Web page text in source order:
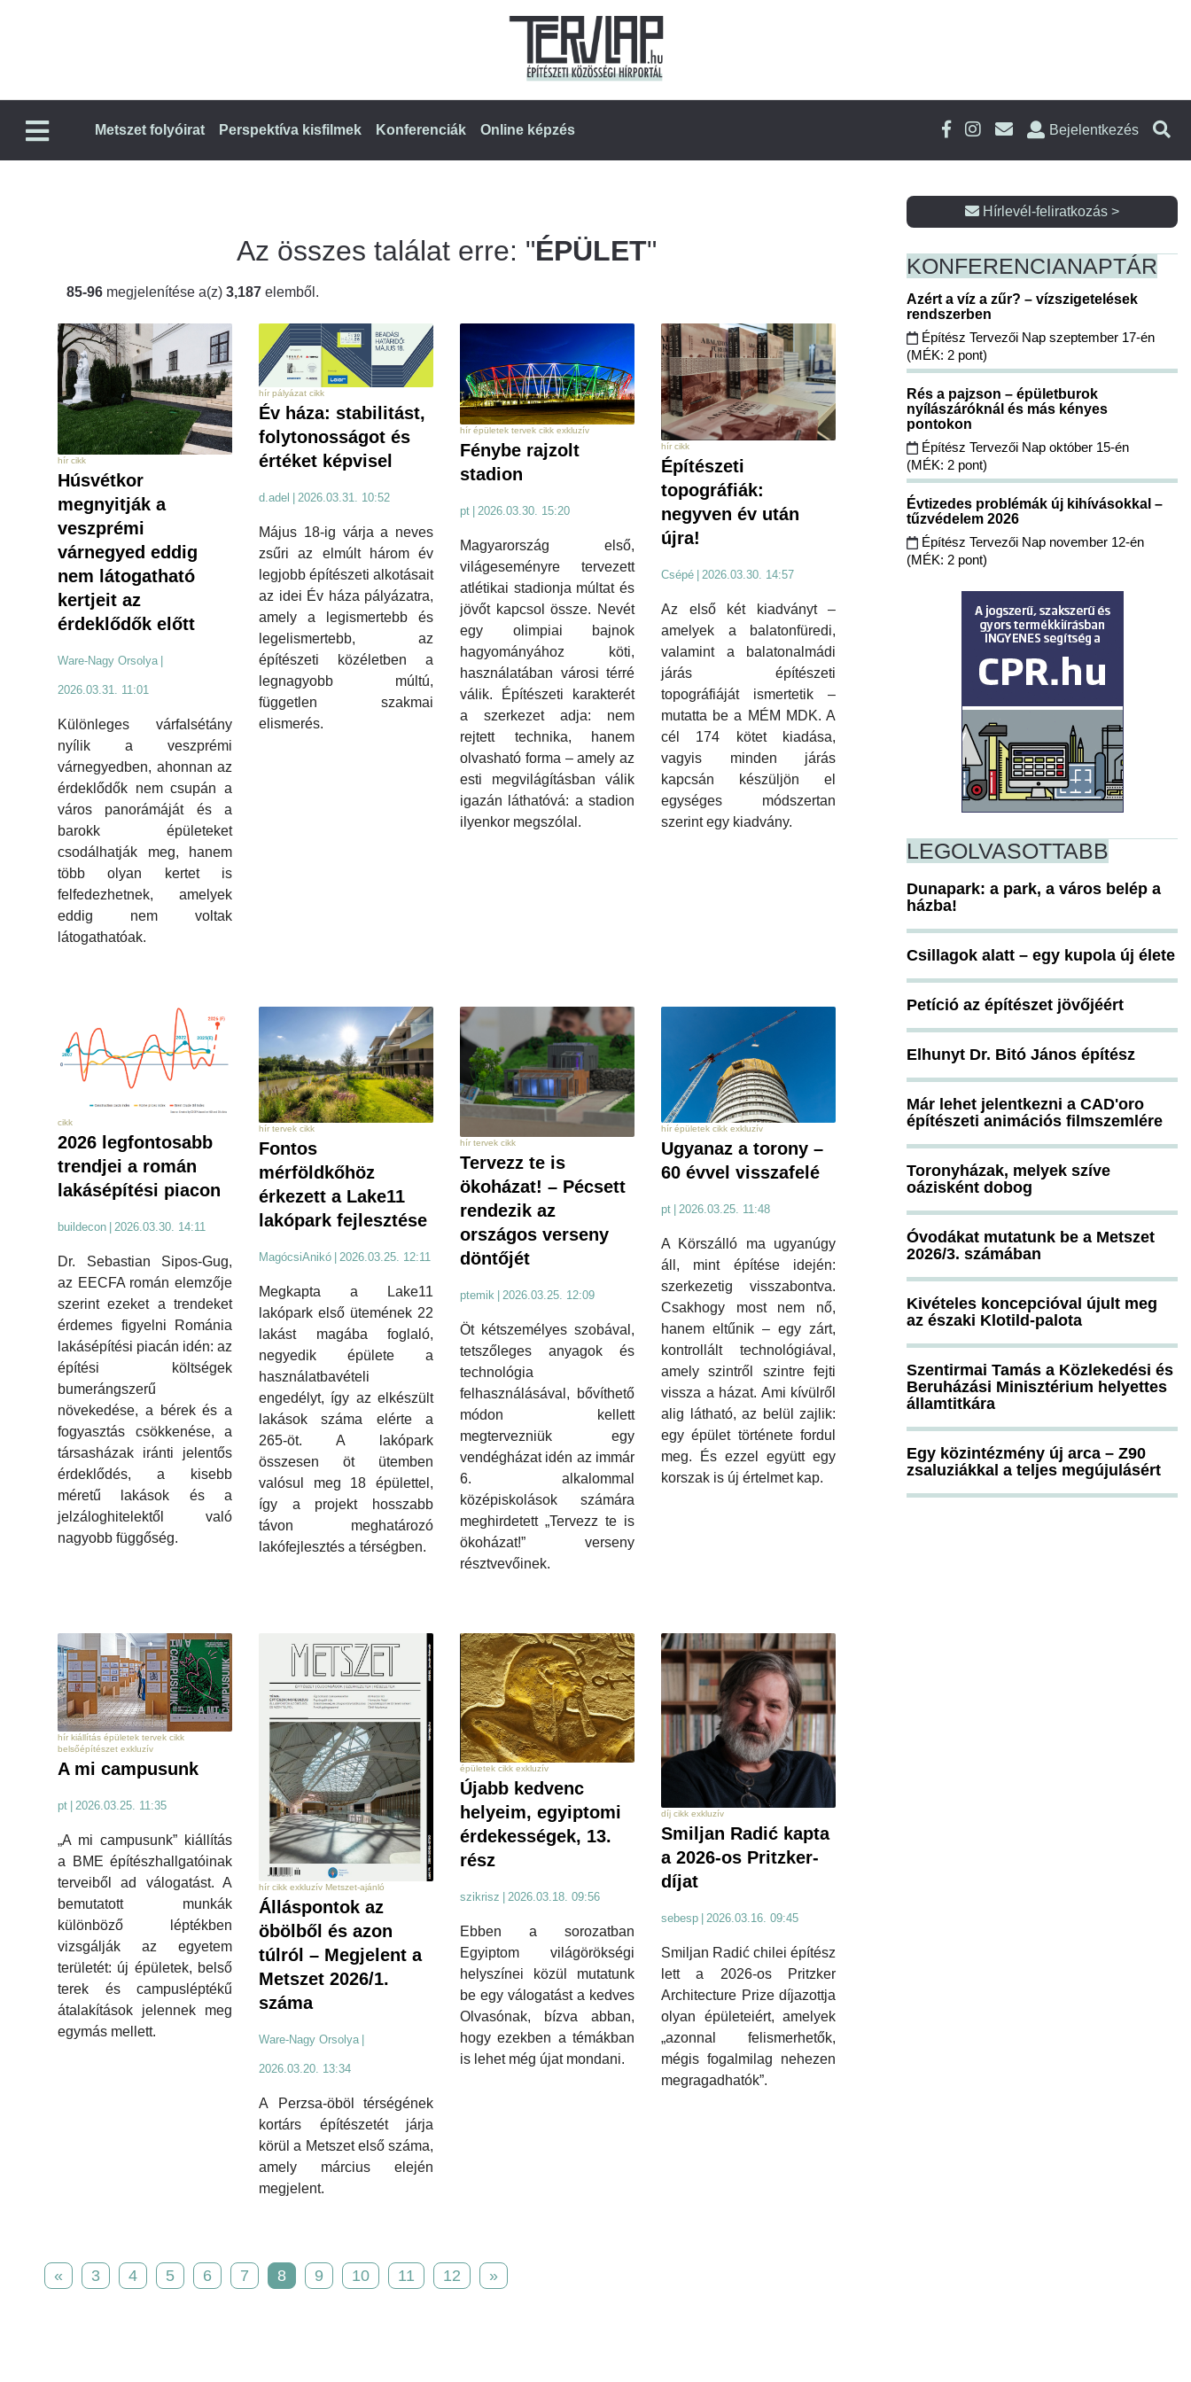
Metszet folyóirat Perspektíva kisfilmek Konferenciák Online képzés Bejelentkezés
Az összes találat erre: "ÉPÜLET"
85-96 megjelenítése a(z) 3,187 elemből.
hír cikk
Húsvétkor
megnyitják a
veszprémi
várnegyed eddig
nem látogatható
kertjeit az
érdeklődők előtt
Ware-Nagy Orsolya |
2026.03.31. 11:01
Különleges várfalsétány
nyílik a veszprémi
várnegyedben, ahonnan az
érdeklődők nem csupán a
város panorámáját és a
barokk épületeket
csodálhatják meg, hanem
több olyan kertet is
felfedezhetnek, amelyek
eddig nem voltak
látogathatóak.
hír pályázat cikk
Év háza: stabilitást,
folytonosságot és
értéket képvisel
d.adel | 2026.03.31. 10:52
Május 18-ig várja a neves
zsűri az elmúlt három év
legjobb építészeti alkotásait
az idei Év háza pályázatra,
amely a legismertebb és
legelismertebb, az
építészeti közéletben a
legnagyobb múltú,
független szakmai
elismerés.
hír épületek tervek cikk exkluzív
Fénybe rajzolt
stadion
pt 2026.03.30. 15:20
Magyarország első,
világeseményre tervezett
atlétikai stadionja múltat és
jövőt kapcsol össze. Nevét
egy olimpiai bajnok
hagyományához köti,
használatában városi térré
válik. Építészeti karakterét
a szerkezet adja: nem
rejtett technika, hanem
olvasható forma – amely az
esti megvilágításban válik
igazán láthatóvá: a stadion
ilyenkor megszólal.
hír cikk
Építészeti
topográfiák:
negyven év után
újra!
Csépé | 2026.03.30. 14:57
Az első két kiadványt –
amelyek a balatonfüredi,
valamint a balatonalmádi
járás építészeti
topográfiáját ismertetik –
mutatta be a MÉM MDK. A
cél 174 kötet kiadása,
vagyis minden járás
kapcsán készüljön el
egységes módszertan
szerint egy kiadvány.
cikk
2026 legfontosabb
trendjei a román
lakásépítési piacon
buildecon 2026.03.30. 14:11
Dr. Sebastian Sipos-Gug,
az EECFA román elemzője
szerint ezeket a trendeket
érdemes figyelni Románia
lakásépítési piacán idén: az
építési költségek
bumerángszerű
növekedése, a bérek és a
fogyasztás csökkenése, a
társasházak iránti jelentős
érdeklődés, a kisebb
méretű lakások és a
jelzáloghitelektől való
nagyobb függőség.
hír tervek cikk
Fontos
mérföldkőhöz
érkezett a Lake11
lakópark fejlesztése
MagócsiAnikó 2026.03.25. 12:11
Megkapta a Lake11
lakópark első ütemének 22
lakást magába foglaló,
negyedik épülete a
használatbavételi
engedélyt, így az elkészült
lakások száma elérte a
265-öt. A lakópark
összesen öt ütemben
valósul meg 18 épülettel,
így a projekt hosszabb
távon meghatározó
lakófejlesztés a térségben.
hír tervek cikk
Tervezz te is
ökoházat! – Pécsett
rendezik az
országos verseny
döntőjét
ptemik 2026.03.25. 12:09
Öt kétszemélyes szobával,
tetszőleges anyagok és
technológia
felhasználásával, bővíthető
módon kellett
megtervezniük egy
vendégházat idén az immár
6. alkalommal
középiskolások számára
meghirdetett „Tervezz te is
ökoházat!” verseny
résztvevőinek.
hír épületek cikk exkluzív
Ugyanaz a torony –
60 évvel visszafelé
pt 2026.03.25. 11:48
A Körszálló ma ugyanúgy
áll, mint építése idején:
szerkezetig visszabontva.
Csakhogy most nem nő,
hanem eltűnik – egy zárt,
kontrollált technológiával,
amely szintről szintre fejti
vissza a házat. Ami kívülről
alig látható, az belül zajlik:
egy épület története fordul
meg. És ezzel együtt egy
korszak is új értelmet kap.
hír kiállítás épületek tervek cikk
belsőépítészet exkluzív
A mi campusunk
pt 2026.03.25. 11:35
„A mi campusunk” kiállítás
a BME építészhallgatóinak
terveiből ad válogatást. A
bemutatott munkák
különböző léptékben
vizsgálják az egyetem
területét: új épületek, belső
terek és campusléptékű
átalakítások jelennek meg
egymás mellett.
hír cikk exkluzív Metszet-ajánló
Álláspontok az
öbölből és azon
túlról – Megjelent a
Metszet 2026/1.
száma
Ware-Nagy Orsolya
2026.03.20. 13:34
A Perzsa-öböl térségének
kortárs építészetét járja
körül a Metszet első száma,
amely március elején
megjelent.
épületek cikk exkluzív
Újabb kedvenc
helyeim, egyiptomi
érdekességek, 13.
rész
szikrisz 2026.03.18. 09:56
Ebben a sorozatban
Egyiptom világörökségi
helyszínei közül mutatunk
be egy válogatást a kedves
Olvasónak, bízva abban,
hogy ezekben a témákban
is lehet még újat mondani.
díj cikk exkluzív
Smiljan Radić kapta
a 2026-os Pritzker-
díjat
sebesp 2026.03.16. 09:45
Smiljan Radić chilei építész
lett a 2026-os Pritzker
Architecture Prize díjazottja
olyan épületeiért, amelyek
„azonnal felismerhetők,
mégis fogalmilag nehezen
megragadhatók”.
« 3 4 5 6 7 8 9 10 11 12 »
Hírlevél-feliratkozás >
KONFERENCIANAPTÁR
Azért a víz a zűr? – vízszigetelések
rendszerben
Építész Tervezői Nap szeptember 17-én
(MÉK: 2 pont)
Rés a pajzson – épületburok
nyílászáróknál és más kényes
pontokon
Építész Tervezői Nap október 15-én
(MÉK: 2 pont)
Évtizedes problémák új kihívásokkal –
tűzvédelem 2026
Építész Tervezői Nap november 12-én
(MÉK: 2 pont)
LEGOLVASOTTABB
Dunapark: a park, a város belép a
házba!
Csillagok alatt – egy kupola új élete
Petíció az építészet jövőjéért
Elhunyt Dr. Bitó János építész
Már lehet jelentkezni a CAD'oro
építészeti animációs filmszemlére
Toronyházak, melyek szíve
oázisként dobog
Óvodákat mutatunk be a Metszet
2026/3. számában
Kivételes koncepcióval újult meg
az északi Klotild-palota
Szentirmai Tamás a Közlekedési és
Beruházási Minisztérium helyettes
államtitkára
Egy közintézmény új arca – Z90
zsaluziákkal a teljes megújulásért